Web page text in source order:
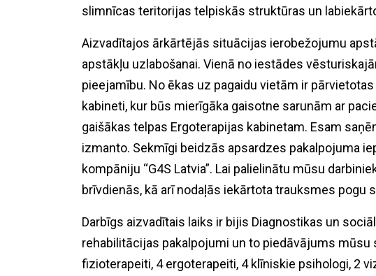
slimnīcas teritorijas telpiskās struktūras un
Aizvadītajos ārkārtējās situācijas ierobežojumu
apstākļu uzlabošanai. Vienā no iestādes
pieejamību. No ēkas uz pagaidu vietām ir
kabineti, kur būs mierīgāka gaisotne sarunām ar
gaišākas telpas Ergoterapijas kabinetam. Esam
izmanto. Sekmīgi beidzās apsardzes pakalpojuma
kompāniju “G4S Latvia”. Lai palielinātu mūsu
brīvdienās, kā arī nodaļās iekārtota trauksmes pogu
Darbīgs aizvadītais laiks ir bijis Diagnostikas un
rehabilitācijas pakalpojumi un to piedāvājums mūsu
fizioterapeiti, 4 ergoterapeiti, 4 klīniskie psihologi, 2